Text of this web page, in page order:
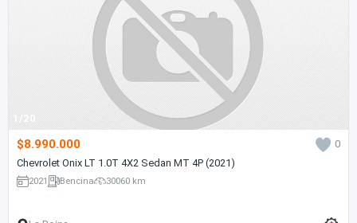
1/20
$8.990.000
0
Chevrolet Onix LT 1.0T 4X2 Sedan MT 4P (2021)
2021 Bencina 30060 km